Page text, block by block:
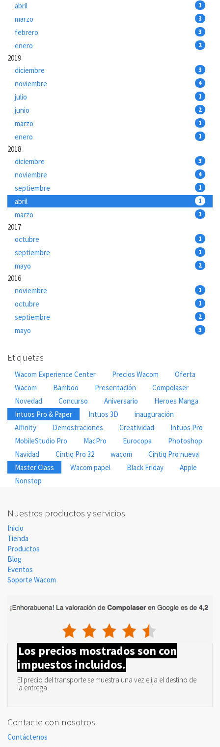
abril 1
marzo 3
febrero 3
enero 2
2019
diciembre
3
noviembre 4
julio 1
junio 2
marzo 1
enero 1
2018
diciembre
3
noviembre 4
septiembre 1
abril 1
marzo 1
2017
octubre
1
septiembre 1
mayo 2
2016
noviembre
1
octubre 1
septiembre 2
mayo 3
Etiquetas
Wacom Experience Center Precios Wacom
Oferta
Wacom
Bamboo Presentación
Compolaser
Novedad
Concurso Aniversario
Heroes Manga
Intuos Pro & Paper
Intuos 3D
inauguración
Affinity
Demostraciones Creatividad
Intuos Pro
MobileStudio Pro
MacPro Eurocopa
Photoshop
Navidad
Cintiq Pro 32 wacom
Cintiq Pro nueva
Master Class
Wacom papel Black Friday
Apple
Nonstop
Nuestros productos y servicios
Inicio
Tienda
Productos
Blog
Eventos
Soporte Wacom
Los precios mostrados son con
impuestos incluidos.
El precio del transporte se muestra una vez elija el destino de
la entrega.
Contacte con nosotros
Contáctenos